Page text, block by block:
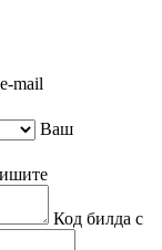
mail
Ваш
Код билда с